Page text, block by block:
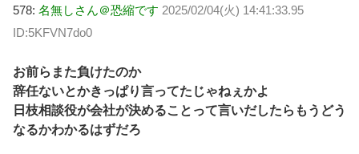
578: 名無しさん＠恐縮です 2025/02/04(火) 14:41:33.95
ID:5KFVN7do0
お前らまた負けたのか
辞任ないとかきっぱり言ってたじゃねぇかよ
日枝相談役が会社が決めることって言いだしたらもうどう
なるかわかるはずだろ